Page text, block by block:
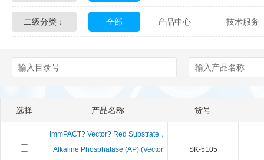
Echelon Biosciences Verichem
Biotez Berlin Diametra
Berry & Associates Zedira
化学及生物化学试剂 材料学试剂
二级分类： 全部 产品中心 技术服务
选择 产品名称 货号
ImmPACT? Vector? Red Substrate，
Alkaline Phosphatase (AP) (Vector
SK-5105